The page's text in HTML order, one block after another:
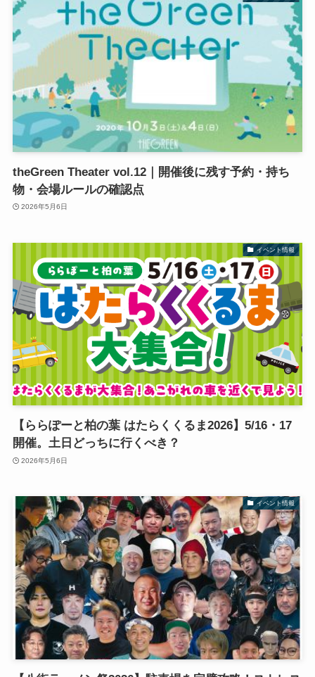
theGreen Theater vol.12｜開催後に残す予約・持ち
物・会場ルールの確認点
2026年5月6日
イベント情報
【ららぽーと柏の葉 はたらくくるま2026】5/16・17
開催。土日どっちに行くべき？
2026年5月6日
イベント情報